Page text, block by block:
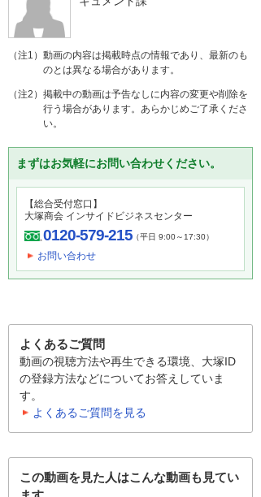
（注1）動画の内容は掲載時点の情報であり、最新のも
のとは異なる場合があります。
（注2）掲載中の動画は予告なしに内容の変更や削除を
行う場合があります。あらかじめご了承くださ
い。
まずはお気軽にお問い合わせください。
【総合受付窓口】
大塚商会 インサイドビジネスセンター
0120-579-215（平日 9:00～17:30）
お問い合わせ
よくあるご質問
動画の視聴方法や再生できる環境、大塚ID
の登録方法などについてお答えしていま
す。
よくあるご質問を見る
この動画を見た人はこんな動画も見てい